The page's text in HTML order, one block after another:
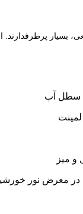
بسیار پرطرفدارند.
سطل آب
و میز
در معرض نور